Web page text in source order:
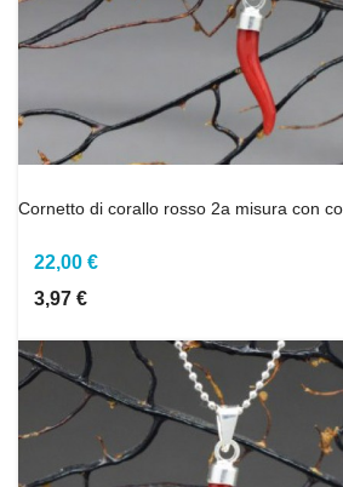
Cornetto di corallo rosso 2a misura con
22,00 €
3,97 €